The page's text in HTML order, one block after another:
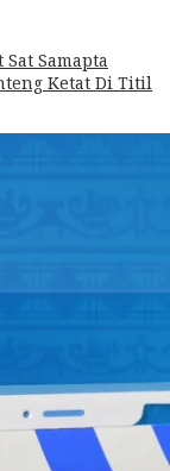
Samapta
Ketat Di Titil